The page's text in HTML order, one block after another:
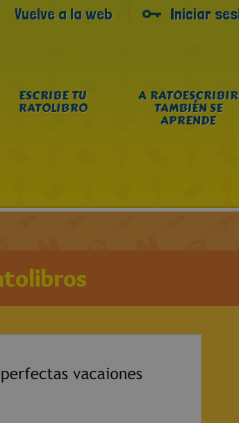
Vuelve a la web Iniciar
ESCRIBE TU
RATOLIBRO
A RATOESCRIBIR
TAMBIÉN SE
APRENDE